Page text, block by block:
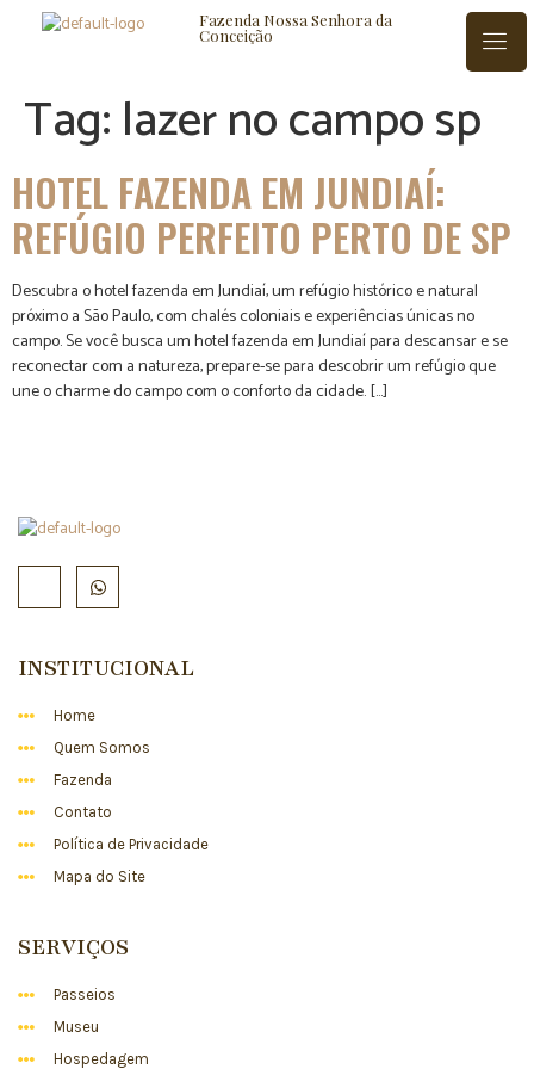
Fazenda Nossa Senhora da
Conceição
Tag:lazer no campo sp
HOTEL FAZENDA EM JUNDIAÍ:
REFÚGIO PERFEITO PERTO DE SP
Descubra o hotel fazenda em Jundiaí, um refúgio histórico e natural
próximo a São Paulo, com chalés coloniais e experiências únicas no
campo. Se você busca um hotel fazenda em Jundiaí para descansar e se
reconectar com a natureza, prepare-se para descobrir um refúgio que
une o charme do campo com o conforto da cidade. […]
INSTITUCIONAL
Home
Quem Somos
Fazenda
Contato
Política de Privacidade
Mapa do Site
SERVIÇOS
Passeios
Museu
Hospedagem